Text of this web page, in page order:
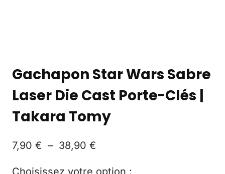
Gachapon Star Wars Sabre
Laser Die Cast Porte-Clés |
Takara Tomy
7,90 € – 38,90 €
Choisissez votre option :